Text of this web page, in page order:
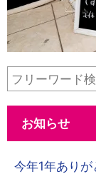
お知らせ
今年1年あり